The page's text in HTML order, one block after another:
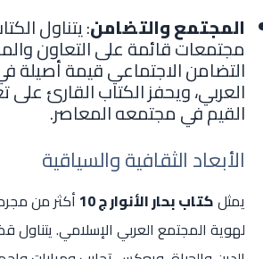
المجتمع والتضامن: يتناول
مجتمعات قائمة على التعاون
التضامن الاجتماعي قيمة أصيلة في
العربي، ويحفز الكتاب القارئ على
القيم في مجتمعه المعاصر.
الأبعاد الثقافية والسياقية
يمثلكتاب بحار الأنوار ج 10
أكثر من
لهوية المجتمع العربي الإسلامي. يتناول